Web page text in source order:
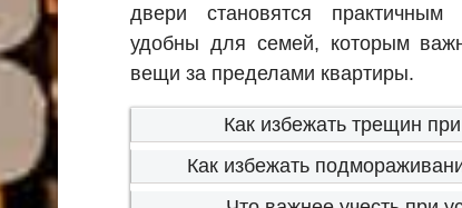
двери становятся
удобны для семей, которым
вещи за пределами квартиры.
Как избежать трещин
Как избежать